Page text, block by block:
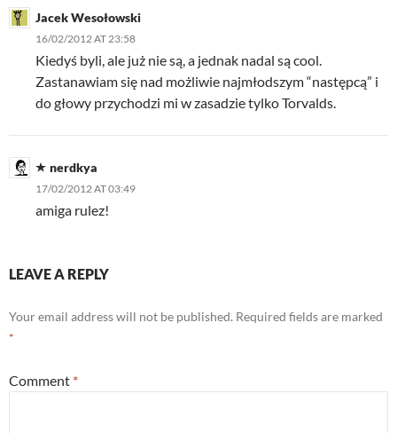
Jacek Wesołowski
16/02/2012 AT 23:58
Kiedyś byli, ale już nie są, a jednak nadal są cool.
Zastanawiam się nad możliwie najmłodszym “następcą” i
do głowy przychodzi mi w zasadzie tylko Torvalds.
nerdkya
17/02/2012 AT 03:49
amiga rulez!
LEAVE A REPLY
Your email address will not be published. Required fields are marked
*
Comment *